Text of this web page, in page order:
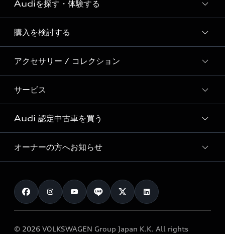
Audi ブランド
Story of Progress
Audi Sport
Formula 1®
デジタルサービス
Audiを探す・体験する
ディーラー検索
新車在庫検索
試乗車・展示車検索
見積り依頼
試乗予約
購入を検討する
モデル一覧
特別仕様モデル / 限定モデル
e-tronラインアップ
価格シミュレーション
車両比較
カタログ一覧
アクセサリー / コレクション
純正アクセサリー
オンラインショップ
Audi collection
アウディナビアプリ
サービス
サービス入庫予約
サービスプログラム
メンテナンス
車検 / 定期点検
e-tronアフターサポート
Audi 認定中古車を買う
Audi認定中古車
クオリティ
保証
メンテナンス
オーナーの方へお知らせ
お知らせ
オーナー様向けキャンペーン
© 2026 VOLKSWAGEN Group Japan K.K. All rights